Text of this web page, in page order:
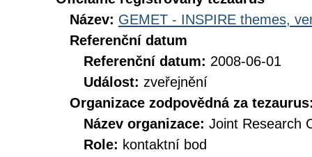
Název: GEMET - INSPIRE themes,
Referenční datum
Referenční datum: 2008-06-01
Událost: zveřejnění
Organizace zodpovědná za
Název organizace: Joint Research
Role: kontaktní bod